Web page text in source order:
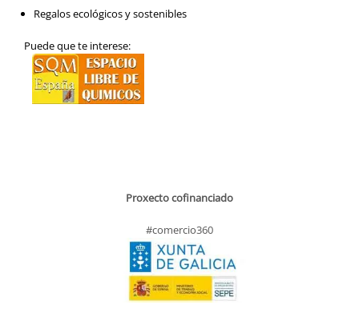
Regalos ecológicos y sostenibles
Puede que te interese:
Proxecto cofinanciado
#comercio360